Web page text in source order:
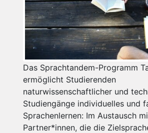
Das Sprachtandem-Programm
ermöglicht Studierenden
naturwissenschaftlicher und
Studiengänge individuelles und
Sprachenlernen: Im Austausch
Partner*innen, die die